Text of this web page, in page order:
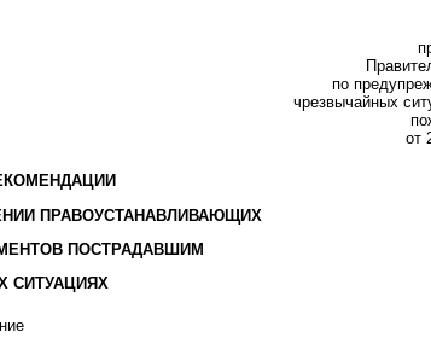
по
чрезвычайных
от
ПРАВОУСТАНАВЛИВАЮЩИХ
ПОСТРАДАВШИМ
СИТУАЦИЯХ